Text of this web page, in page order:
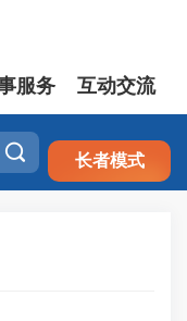
注册 登录
服务 互动交流
 长者模式